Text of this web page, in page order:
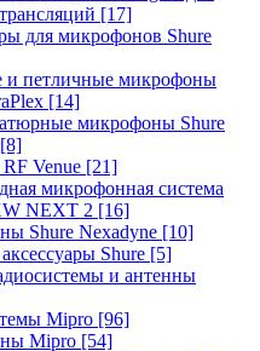
[17]
для микрофонов Shure
и петличные микрофоны
[14]
микрофоны Shure
[8]
Venue [21]
микрофонная система
NEXT 2 [16]
Shure Nexadyne [10]
Shure [5]
и антенны
Mipro [96]
Mipro [54]